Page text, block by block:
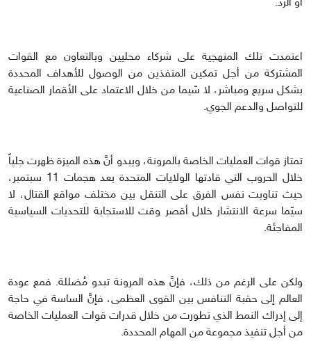
أو الرد.
اعتمدت تلك المنهجية على شركاء محليين وبالتعاون مع القوات
المشتركة من أجل تمكين المنفذين من الوصول للأهداف المحددة
بشكل سريع ومباشر، لا سّيما من خلال الاعتماد على الأقمار الصناعية
للتواصل والدعم الجوي.
تمتاز قوات العمليات الخاصة بالمرونة، ويبدو أنَّ هذه الميزة ظهرت جلياً
خلال الحروب التي قادتها الولايات المتحدة بعد هجمات 11 سبتمبر،
حيث تناوبت نفس الفرق على التنقل بين مختلف مواقع القتال، لا
سيّما سرعة الانتشار خلال أقصر وقت للاستجابة للتحديات السياسية
المفاجئة.
ولكن على الرغم من ذلك، فإنَّ هذه المرونة تبدو مُضللة. فمع عودة
العالم إلى حقبة التنافس بين القوى العظمى، فإنَّ الساسة في حاجة
إلى إدراك النمط الذي تطورت من خلال قدرات قوات العمليات الخاصة
من أجل تنفيذ مجموعة من المهام المحددة.